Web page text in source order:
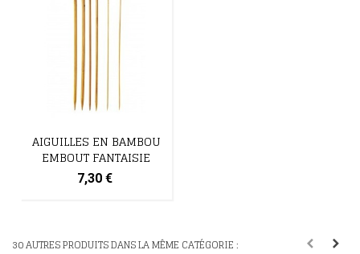
AIGUILLES EN BAMBOU
EMBOUT FANTAISIE
7,30 €
30 AUTRES PRODUITS DANS LA MÊME CATÉGORIE :